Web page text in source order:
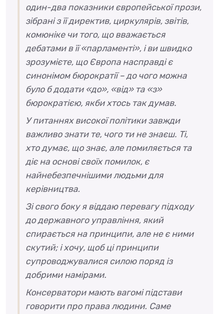
один-два показники європейської прози,
зібрані з її директив, циркулярів, звітів,
комюніке чи того, що вважається
дебатами в її «парламенті», і ви швидко
зрозумієте, що Європа насправді є
синонімом бюрократії – до чого можна
було б додати «до», «від» та «з»
бюрократією, якби хтось так думав.
У питаннях високої політики завжди
важливо знати те, чого ти не знаєш. Ті,
хто думає, що знає, але помиляється та
діє на основі своїх помилок, є
найнебезпечнішими людьми для
керівництва.
Зі свого боку я віддаю перевагу підходу
до державного управління, який
спирається на принципи, але не є ними
скутий; і хочу, щоб ці принципи
супроводжувалися силою поряд із
добрими намірами.
Консерватори мають вагомі підстави
говорити про права людини. Саме